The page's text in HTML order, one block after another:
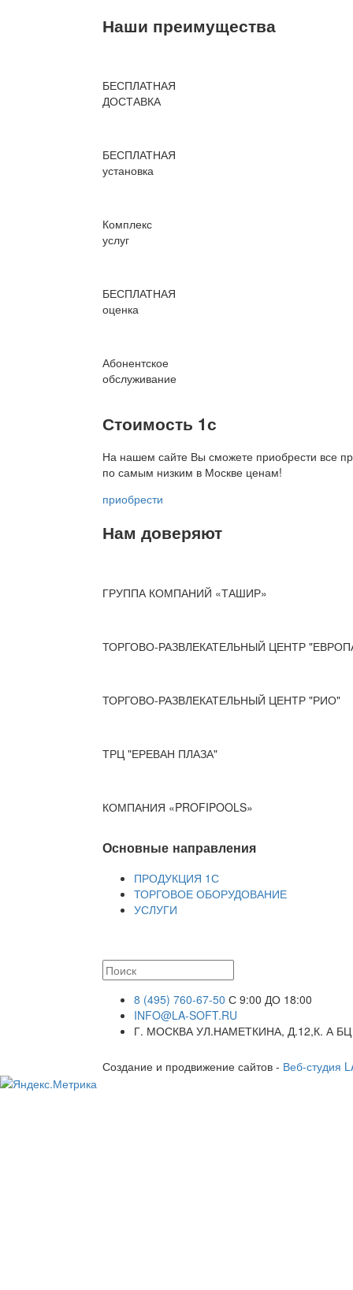
Наши преимущества
БЕСПЛАТНАЯ
ДОСТАВКА
БЕСПЛАТНАЯ
установка
Комплекс
услуг
БЕСПЛАТНАЯ
оценка
Абонентское
обслуживание
Стоимость 1с
На нашем сайте Вы сможете приобрести все
по самым низким в Москве ценам!
приобрести
Нам доверяют
ГРУППА КОМПАНИЙ «ТАШИР»
ТОРГОВО-РАЗВЛЕКАТЕЛЬНЫЙ ЦЕНТР
ТОРГОВО-РАЗВЛЕКАТЕЛЬНЫЙ ЦЕНТР "РИО"
ТРЦ "ЕРЕВАН ПЛАЗА"
КОМПАНИЯ «PROFIPOOLS»
Основные направления
ПРОДУКЦИЯ 1С
ТОРГОВОЕ ОБОРУДОВАНИЕ
УСЛУГИ
8 (495) 760-67-50 С 9:00 ДО 18:00
INFO@LA-SOFT.RU
Г. МОСКВА УЛ.НАМЕТКИНА, Д.12,К. А
Создание и продвижение сайтов - Веб-студия